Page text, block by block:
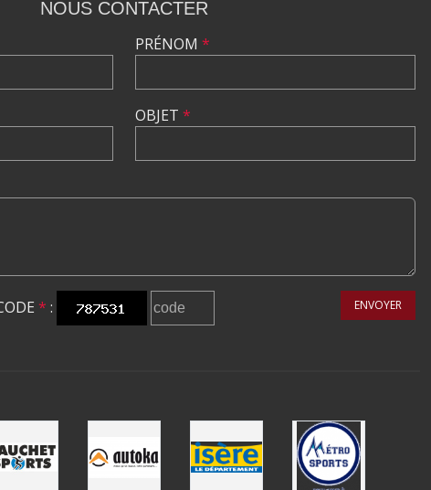
NOUS CONTACTER
PRÉNOM *
OBJET *
* : ENVOYER